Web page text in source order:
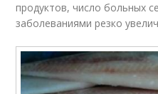
продуктов, число больных
заболеваниями резко